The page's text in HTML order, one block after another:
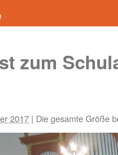
zum
2017 | Die gesamte Größe